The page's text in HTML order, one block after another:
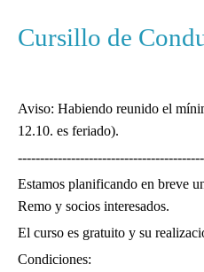
Cursillo de
Aviso: Habiendo reunido el
12.10. es feriado).
Estamos planificando en breve
Remo y socios interesados.
El curso es gratuito y su
Condiciones: